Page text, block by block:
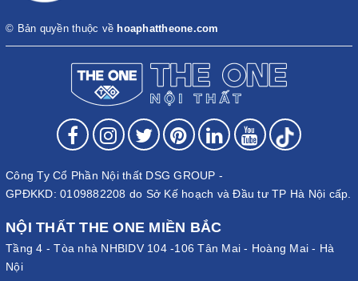
© Bản quyền thuộc về hoaphattheone.com
Công Ty Cổ Phần Nội thất DSG GROUP -
GPĐKKD: 0109882208 do Sở Kế hoạch và Đầu tư TP Hà Nội cấp.
NỘI THẤT THE ONE MIỀN BẮC
Tầng 4 - Tòa nhà NHBIDV 104 -106 Tân Mai - Hoàng Mai - Hà
Nội